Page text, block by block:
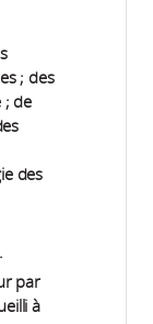
; des
; de
des
par
à